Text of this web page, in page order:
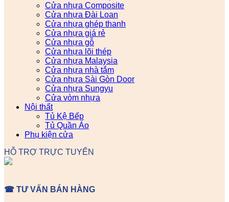
Cửa nhựa Composite
Cửa nhựa Đài Loan
Cửa nhựa ghép thanh
Cửa nhựa giá rẻ
Cửa nhựa gỗ
Cửa nhựa lõi thép
Cửa nhựa Malaysia
Cửa nhựa nhà tắm
Cửa nhựa Sài Gòn Door
Cửa nhựa Sungyu
Cửa vòm nhựa
Nội thất
Tủ Kệ Bếp
Tủ Quần Áo
Phụ kiện cửa
HỖ TRỢ TRỰC TUYẾN
☎ TƯ VẤN BÁN HÀNG